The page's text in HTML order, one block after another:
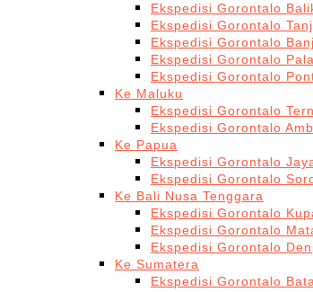
Ekspedisi Gorontalo
Ekspedisi Gorontalo
Ekspedisi Gorontalo
Ekspedisi Gorontalo
Ekspedisi Gorontalo
Ke Maluku
Ekspedisi Gorontalo
Ekspedisi Gorontalo
Ke Papua
Ekspedisi Gorontalo
Ekspedisi Gorontalo
Ke Bali Nusa Tenggara
Ekspedisi Gorontalo
Ekspedisi Gorontalo
Ekspedisi Gorontalo
Ke Sumatera
Ekspedisi Gorontalo